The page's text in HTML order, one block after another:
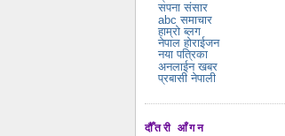
सपना संसार
abc समाचार
हाम्रो ब्लग
नेपाल होराईजन
नया पत्रिका
अनलाईन खबर
प्रबासी नेपाली
दौँतरी आँगन